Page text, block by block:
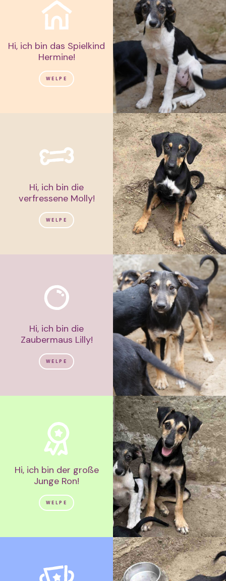
Hi, ich bin das Spielkind
Hermine!
WELPE
Hi, ich bin die
verfressene Molly!
WELPE
Hi, ich bin die
Zaubermaus Lilly!
WELPE
Hi, ich bin der große
Junge Ron!
WELPE